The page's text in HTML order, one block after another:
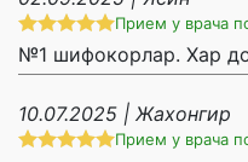
Прием у врача
№1 шифокорлар. Хар
10.07.2025 | Жахонгир
Прием у врача